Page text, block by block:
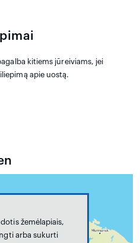
kitiems jūreiviams, jei
apie uostą.
žemėlapiais,
arba sukurti